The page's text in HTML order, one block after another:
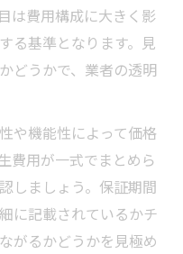
は費用構成に大きく影
る基準となります。見
どうかで、業者の透明
や機能性によって価格
費用が一式でまとめら
しましょう。保証期間
に記載されているかチ
がるかどうかを見極め